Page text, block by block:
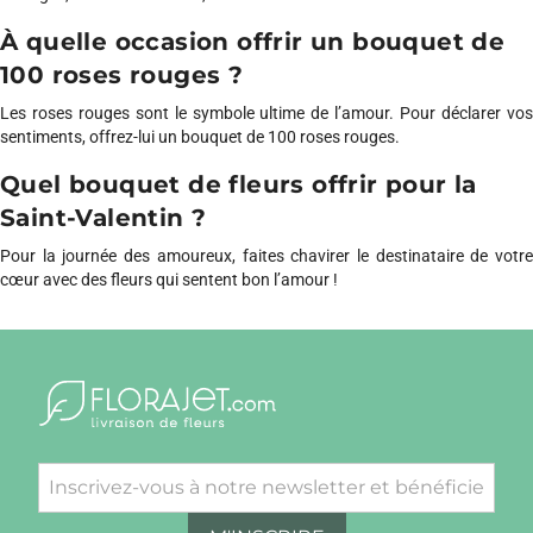
À quelle occasion offrir un bouquet de
100 roses rouges ?
Les roses rouges sont le symbole ultime de l’amour. Pour déclarer vos
sentiments, offrez-lui un bouquet de 100 roses rouges.
Quel bouquet de fleurs offrir pour la
Saint-Valentin ?
Pour la journée des amoureux, faites chavirer le destinataire de votre
cœur avec des fleurs qui sentent bon l’amour !